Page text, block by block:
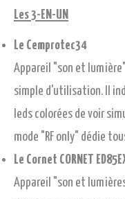
Les 3-EN-UN
Le Cemprotec34
Appareil "son et
simple d'utilisation. Il
leds colorées de voir
mode "RF only" dédie
Le Cornet CORNET
Appareil "son et